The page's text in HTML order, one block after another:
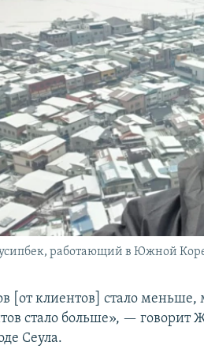
работающий в Южной
[от клиентов] стало
стало больше», — говорит
Сеула.